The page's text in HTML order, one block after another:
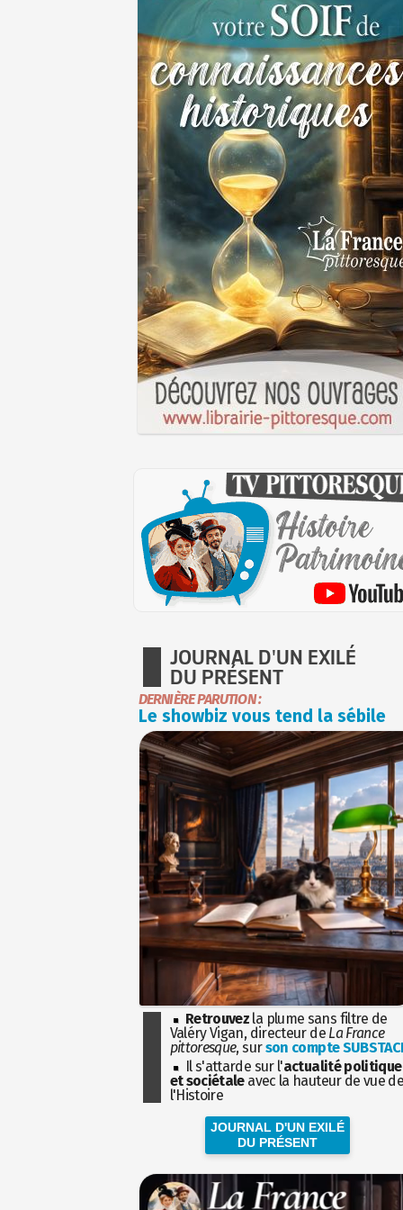
JOURNAL D'UN EXILÉ
DU PRÉSENT
DERNIÈRE PARUTION :
Le showbiz vous tend la sébile
Retrouvez la plume sans filtre de
Valéry Vigan, directeur de La France
pittoresque, surson compte
Il s'attarde sur l'actualité politique
et sociétaleavec la hauteur de vue
l'Histoire
JOURNAL D'UN EXILÉ
DU PRÉSENT